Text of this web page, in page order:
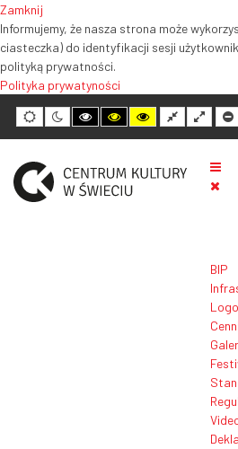
Zamknij
Informujemy, że nasza strona może
ciasteczka) do identyfikacji sesji
polityką prywatności.
Polityka prywatyności
Tryb
domyślny
Tryb
nocny
Tryb
wysokiego
kontrastu
biały
Tryb
wysokiego
kontrastu
żółty
Tryb
wysokiego
kontrastu
czarny
Normalny
układ
Szeroki
układ
BIP